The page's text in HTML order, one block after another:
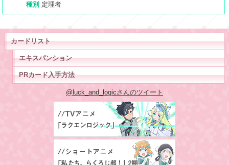
種別 定理者
カードリスト
エキスパンション
PRカード入手方法
@luck_and_logicさんのツイート